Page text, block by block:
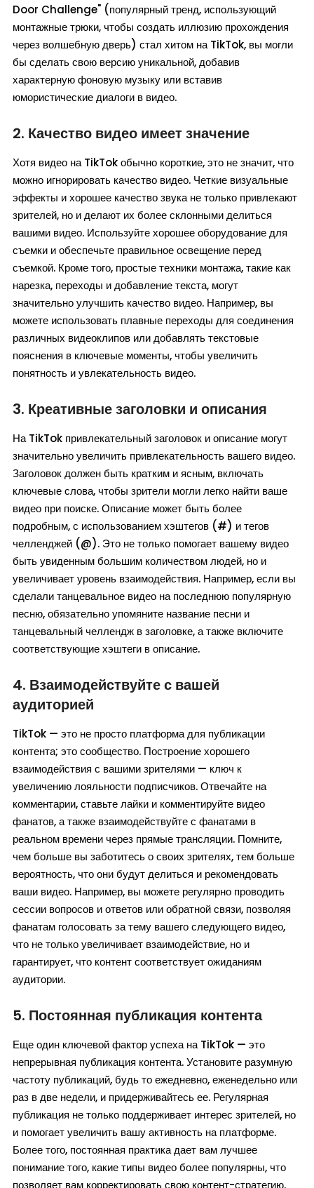
Door Challenge" (популярный тренд, использующий
монтажные трюки, чтобы создать иллюзию прохождения
через волшебную дверь) стал хитом на TikTok, вы могли
бы сделать свою версию уникальной, добавив
характерную фоновую музыку или вставив
юмористические диалоги в видео.
2. Качество видео имеет значение
Хотя видео на TikTok обычно короткие, это не значит, что
можно игнорировать качество видео. Четкие визуальные
эффекты и хорошее качество звука не только привлекают
зрителей, но и делают их более склонными делиться
вашими видео. Используйте хорошее оборудование для
съемки и обеспечьте правильное освещение перед
съемкой. Кроме того, простые техники монтажа, такие как
нарезка, переходы и добавление текста, могут
значительно улучшить качество видео. Например, вы
можете использовать плавные переходы для соединения
различных видеоклипов или добавлять текстовые
пояснения в ключевые моменты, чтобы увеличить
понятность и увлекательность видео.
3. Креативные заголовки и описания
На TikTok привлекательный заголовок и описание могут
значительно увеличить привлекательность вашего видео.
Заголовок должен быть кратким и ясным, включать
ключевые слова, чтобы зрители могли легко найти ваше
видео при поиске. Описание может быть более
подробным, с использованием хэштегов (#) и тегов
челленджей (@). Это не только помогает вашему видео
быть увиденным большим количеством людей, но и
увеличивает уровень взаимодействия. Например, если вы
сделали танцевальное видео на последнюю популярную
песню, обязательно упомяните название песни и
танцевальный челлендж в заголовке, а также включите
соответствующие хэштеги в описание.
4. Взаимодействуйте с вашей
аудиторией
TikTok — это не просто платформа для публикации
контента; это сообщество. Построение хорошего
взаимодействия с вашими зрителями — ключ к
увеличению лояльности подписчиков. Отвечайте на
комментарии, ставьте лайки и комментируйте видео
фанатов, а также взаимодействуйте с фанатами в
реальном времени через прямые трансляции. Помните,
чем больше вы заботитесь о своих зрителях, тем больше
вероятность, что они будут делиться и рекомендовать
ваши видео. Например, вы можете регулярно проводить
сессии вопросов и ответов или обратной связи, позволяя
фанатам голосовать за тему вашего следующего видео,
что не только увеличивает взаимодействие, но и
гарантирует, что контент соответствует ожиданиям
аудитории.
5. Постоянная публикация контента
Еще один ключевой фактор успеха на TikTok — это
непрерывная публикация контента. Установите разумную
частоту публикаций, будь то ежедневно, еженедельно или
раз в две недели, и придерживайтесь ее. Регулярная
публикация не только поддерживает интерес зрителей, но
и помогает увеличить вашу активность на платформе.
Более того, постоянная практика дает вам лучшее
понимание того, какие типы видео более популярны, что
позволяет вам корректировать свою контент-стратегию.